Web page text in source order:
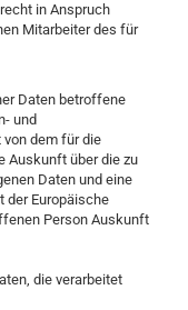
in Anspruch
Mitarbeiter des für
Daten betroffene
und
von dem für die
Auskunft über die zu
Daten und eine
der Europäische
Person Auskunft
die verarbeitet